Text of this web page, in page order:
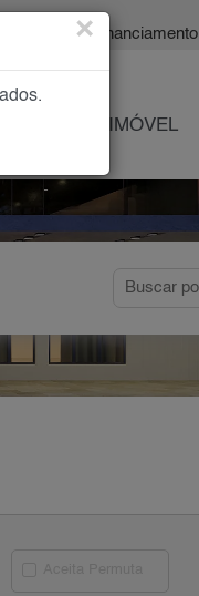
| Financiamento
SEU IMÓVEL
×